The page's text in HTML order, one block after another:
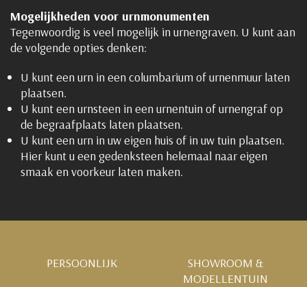
Mogelijkheden voor urnmonumenten
Tegenwoordig is veel mogelijk in urnengraven. U kunt aan
de volgende opties denken:
U kunt een urn in een columbarium of urnenmuur laten
plaatsen.
U kunt een urnsteen in een urnentuin of urnengraf op
de begraafplaats laten plaatsen.
U kunt een urn in uw eigen huis of in uw tuin plaatsen.
Hier kunt u een gedenksteen helemaal naar eigen
smaak en voorkeur laten maken.
PERSOONLIJK
SHOWROOM &
MODELLENTUIN